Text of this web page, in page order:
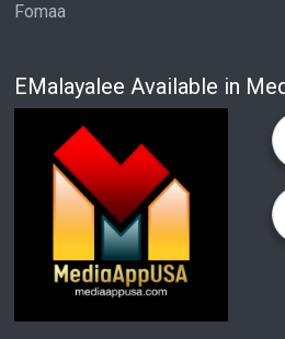
Fomaa
EMalayalee Available in